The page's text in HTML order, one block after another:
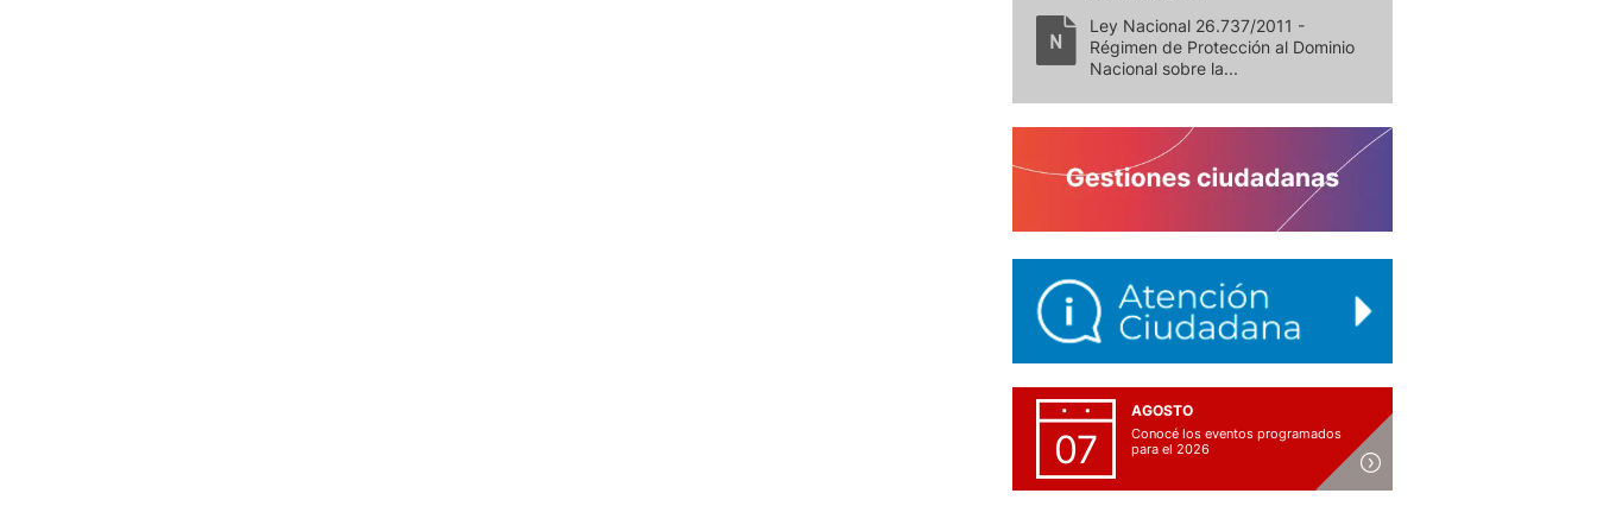
Ley Nacional 26.737/2011 -
Régimen de Protección al Dominio
Nacional sobre la...
07
AGOSTO
Conocé los eventos programados
para el 2026